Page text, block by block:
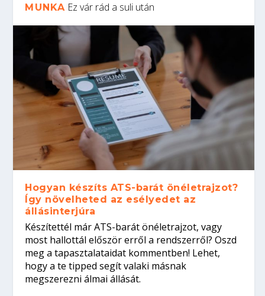
MUNKA Ez vár rád a suli után
Hogyan készíts ATS-barát önéletrajzot?
Így növelheted az esélyedet az
állásinterjúra
Készítettél már ATS-barát önéletrajzot, vagy
most hallottál először erről a rendszerről? Oszd
meg a tapasztalataidat kommentben! Lehet,
hogy a te tipped segít valaki másnak
megszerezni álmai állását.